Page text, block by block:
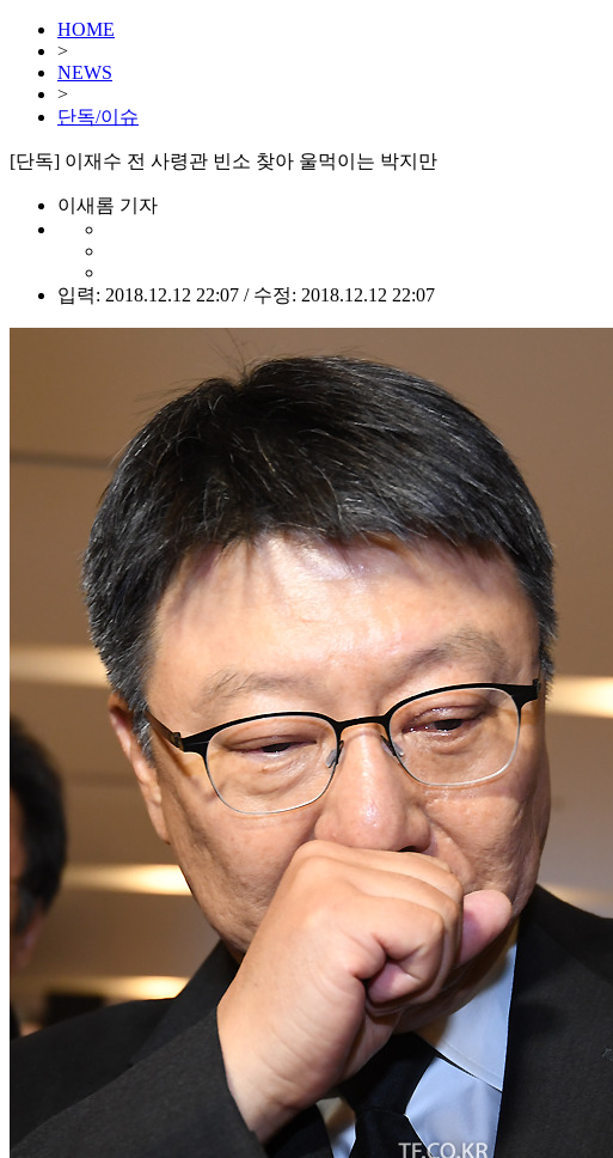
HOME
>
NEWS
>
단독/이슈
[단독] 이재수 전 사령관 빈소 찾아 울먹이는 박지만
이새롬 기자
입력: 2018.12.12 22:07 / 수정: 2018.12.12 22:07